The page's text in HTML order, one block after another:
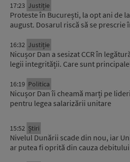
17:23 Justiție
Proteste în București, la opt ani de
august. Dosarul riscă să se
16:32 Justiție
Nicușor Dan a sesizat CCR în
legii integrității. Care sunt
16:19 Politica
Nicușor Dan îi cheamă marți pe
pentru legea salarizării unitare
15:52 Știri
Nivelul Dunării scade din nou, iar
ar putea fi oprită din cauza